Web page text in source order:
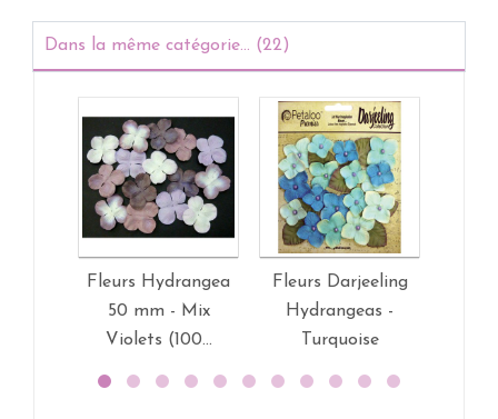
Dans la même catégorie... (22)
Fleurs Hydrangea
50 mm - Mix
Violets (100...
Fleurs Darjeeling
Hydrangeas -
Turquoise